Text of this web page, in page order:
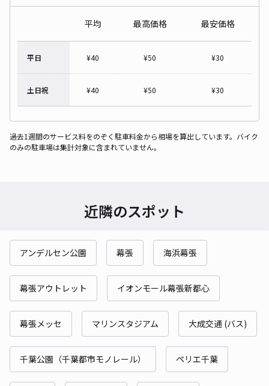
平均 最高価格 最安価格
平日 ¥40 ¥50 ¥30
土日祝 ¥40 ¥50 ¥30
過去1週間のサービス料をのぞく駐車料金から相場を算出しています。バイク
のみの駐車場は集計対象に含まれていません。
近隣のスポット
アンデルセン公園 幕張 海浜幕張
幕張アウトレット イオンモール幕張新都心
幕張メッセ マリンスタジアム 大成交通 (バス)
千葉公園（千葉都市モノレール） ペリエ千葉